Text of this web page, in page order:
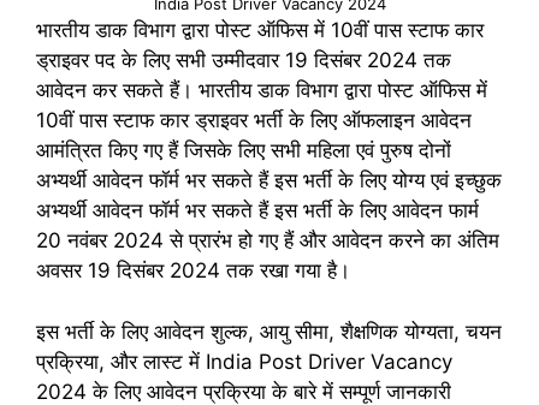
भारतीय डाक विभाग द्वारा पोस्ट ऑफिस में 10वीं पास स्टाफ कार
ड्राइवर पद के लिए सभी उम्मीदवार 19 दिसंबर 2024 तक
आवेदन कर सकते हैं। भारतीय डाक विभाग द्वारा पोस्ट ऑफिस में
10वीं पास स्टाफ कार ड्राइवर भर्ती के लिए ऑफलाइन आवेदन
आमंत्रित किए गए हैं जिसके लिए सभी महिला एवं पुरुष दोनों
अभ्यर्थी आवेदन फॉर्म भर सकते हैं इस भर्ती के लिए योग्य एवं इच्छुक
अभ्यर्थी आवेदन फॉर्म भर सकते हैं इस भर्ती के लिए आवेदन फार्म
20 नवंबर 2024 से प्रारंभ हो गए हैं और आवेदन करने का अंतिम
अवसर 19 दिसंबर 2024 तक रखा गया है।
इस भर्ती के लिए आवेदन शुल्क, आयु सीमा, शैक्षणिक योग्यता, चयन
प्रक्रिया, और लास्ट में India Post Driver Vacancy
2024 के लिए आवेदन प्रक्रिया के बारे में सम्पूर्ण जानकारी